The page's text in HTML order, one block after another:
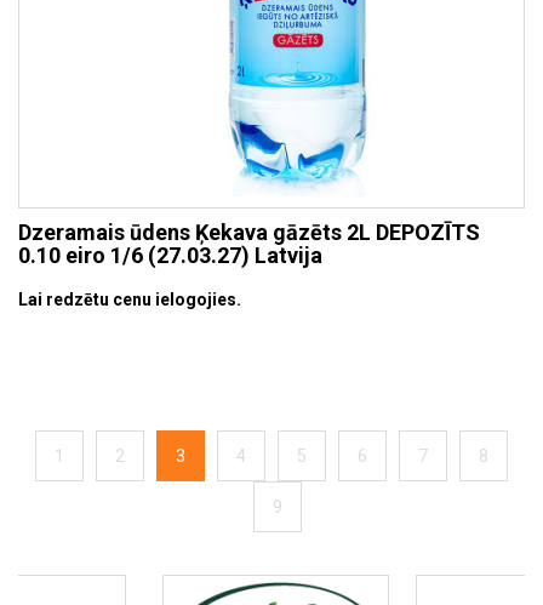
Dzeramais ūdens Ķekava gāzēts 2L DEPOZĪTS
0.10 eiro 1/6 (27.03.27) Latvija
Lai redzētu cenu ielogojies.
1 2 3 4 5 6 7 8
9